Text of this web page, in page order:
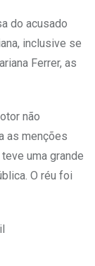
do acusado
inclusive se
Ferrer, as
não
as menções
uma grande
O réu foi